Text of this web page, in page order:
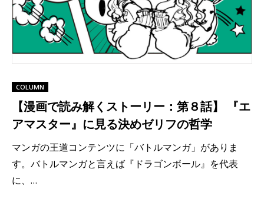
COLUMN
【漫画で読み解くストーリー：第８話】 『エ
アマスター』に見る決めゼリフの哲学
マンガの王道コンテンツに「バトルマンガ」がありま
す。バトルマンガと言えば『ドラゴンボール』を代表
に、…